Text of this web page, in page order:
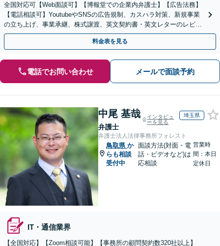
全国対応可【Web面談可】【博報堂での企業内弁護士】【広告法務】
【電話相談可】YoutubeやSNSの広告規制、カスハラ対策、新規事業
の立ち上げ、事業承継、株式譲渡、英文契約書・英文レターのレビュ
ー・ドラフトなどに対応。
料金表を見る
電話でお問い合わせ メールで面談予約
中尾 基哉
弁護士
インタビュ
ーを見る
埼玉県
弁護士法人法律事務所フォレスト
鳥取県 か
らも相談
受付中
面談方法(対面・電
話・ビデオなど)は
応相談
営業時
間：本日
定休日
IT・通信業界
【全国対応】【Zoom相談可能】【事務所の顧問契約数320社以上】